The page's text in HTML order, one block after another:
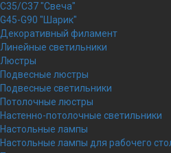
C35/C37 "Свеча"
G45-G90 "Шарик"
Декоративный филамент
Линейные светильники
Люстры
Подвесные люстры
Подвесные светильники
Потолочные люстры
Настенно-потолочные светильники
Настольные лампы
Настольные лампы для рабочего